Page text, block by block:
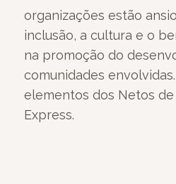
organizações estão
inclusão, a cultura e o
na promoção do
comunidades
elementos dos Netos de
Express.